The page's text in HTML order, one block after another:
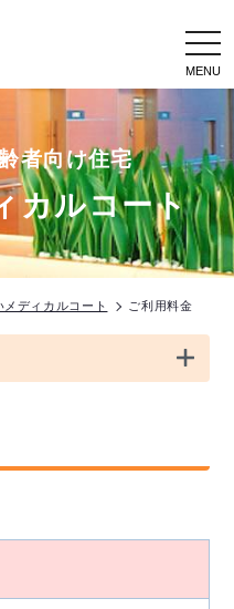
者向け住宅
カルコート
メディカルコート ご利用料金